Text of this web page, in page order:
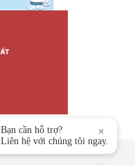
Bạn cần hỗ trợ?
Liên hệ với chúng tôi ngay.
×